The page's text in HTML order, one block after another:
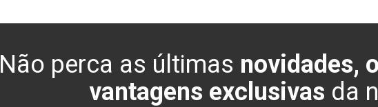
Não perca as últimas novidades,
vantagens exclusivas da